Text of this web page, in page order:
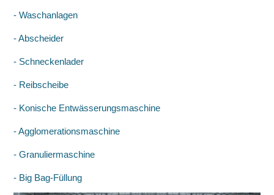
- Waschanlagen
- Abscheider
- Schneckenlader
- Reibscheibe
- Konische Entwässerungsmaschine
- Agglomerationsmaschine
- Granuliermaschine
- Big Bag-Füllung